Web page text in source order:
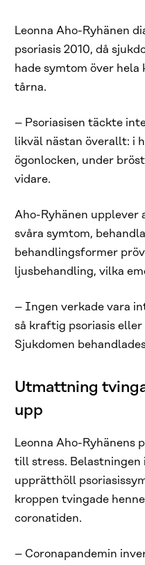
Leonna Aho-Ryhänen
psoriasis 2010, då
hade symtom över
tårna.
– Psoriasisen täckte
likväl nästan överallt: i
ögonlocken, under
vidare.
Aho-Ryhänen upplever
svåra symtom,
behandlingsformer
ljusbehandling, vilka
– Ingen verkade vara
så kraftig psoriasis
Sjukdomen
Utmattning
upp
Leonna Aho-Ryhänens
till stress.
upprätthöll
kroppen tvingade
coronatiden.
– Coronapandemin